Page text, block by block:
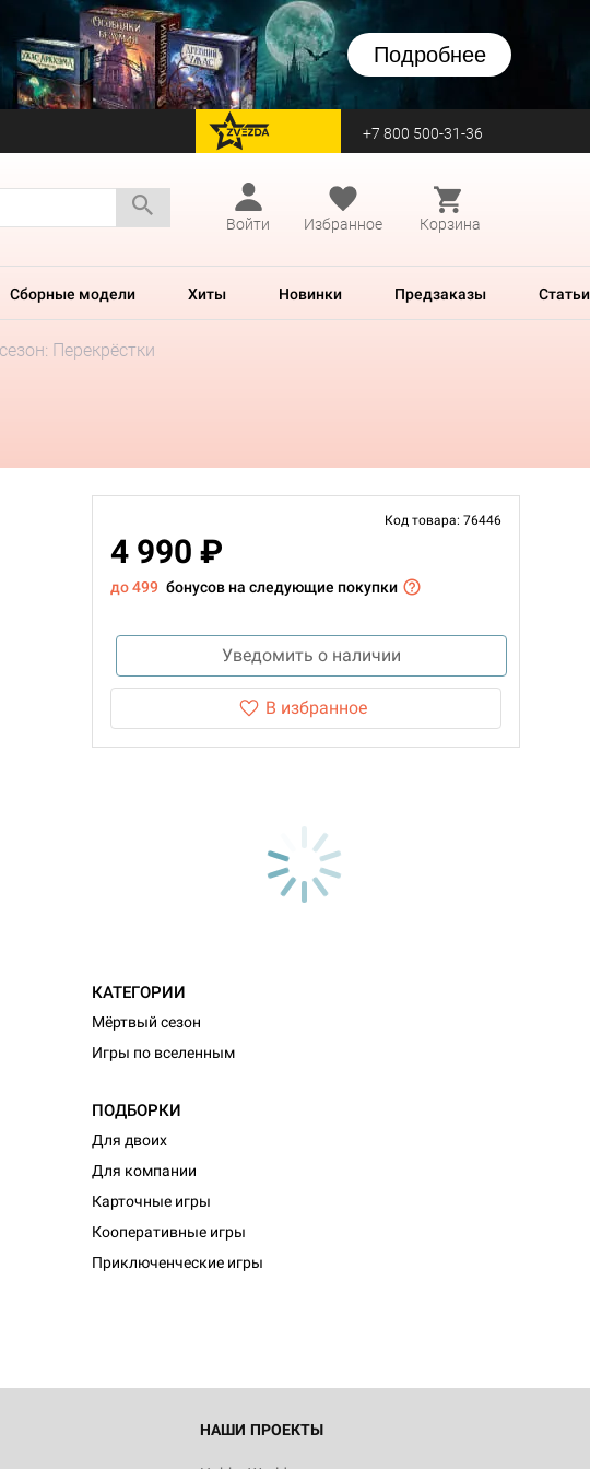
Подробнее
перейти на Zvezda +7 800 500-31-36
Войти
Избранное Корзина
Сборные модели Хиты Новинки Предзаказы Статьи
Перекрёстки
Код товара: 76446
4 990 ₽
до 499 бонусов на следующие покупки
Уведомить о наличии
В избранное
КАТЕГОРИИ
Мёртвый сезон
Игры по вселенным
ПОДБОРКИ
Для двоих
Для компании
Карточные игры
Кооперативные игры
Приключенческие игры
НАШИ ПРОЕКТЫ